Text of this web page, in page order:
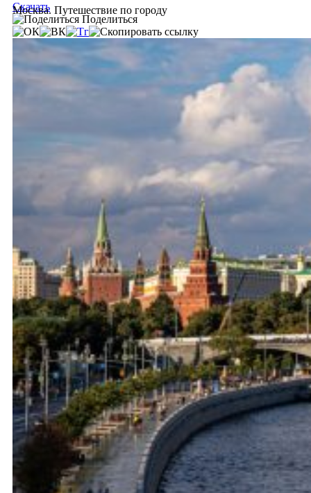
Москва. Путешествие по городу
Скачать
Поделиться